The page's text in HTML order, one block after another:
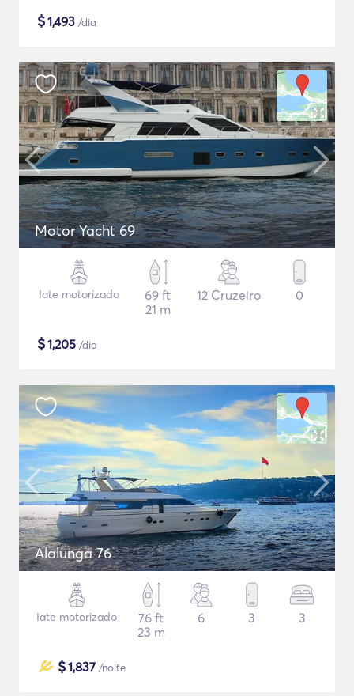
$1,493 /dia
Motor Yacht 69
Iate motorizado
69 ft
21 m
12 Cruzeiro 0
$1,205 /dia
Alalunga 76
Iate motorizado
76 ft
23 m
6 3 3
$1,837 /noite